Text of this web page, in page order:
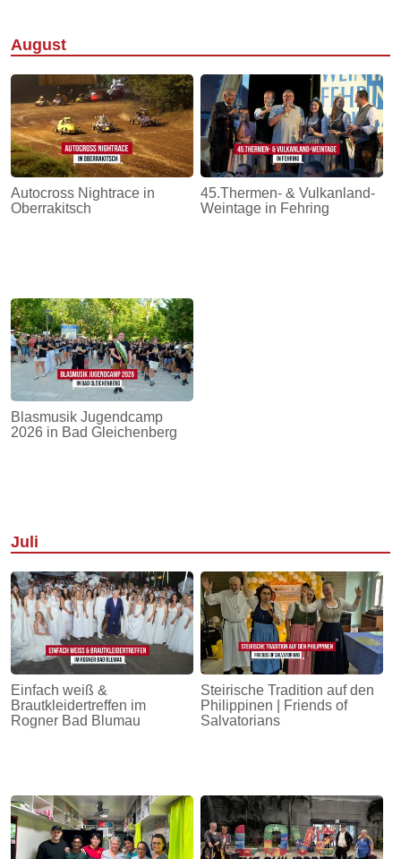
August
Autocross Nightrace in
Oberrakitsch
45.Thermen- & Vulkanland-
Weintage in Fehring
Blasmusik Jugendcamp
2026 in Bad Gleichenberg
Juli
Einfach weiß &
Brautkleidertreffen im
Rogner Bad Blumau
Steirische Tradition auf den
Philippinen | Friends of
Salvatorians